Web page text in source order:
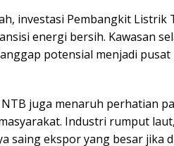
investasi Pembangkit Listrik
energi bersih. Kawasan
potensial menjadi
juga menaruh perhatian
Industri rumput
saing ekspor yang besar jika